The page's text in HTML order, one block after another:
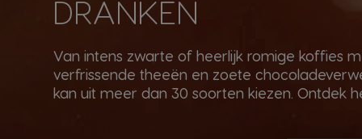
DRANKEN
Van intens zwarte of heerlijk romige koffies
verfrissende theeën en zoete
kan uit meer dan 30 soorten kiezen. Ontdek